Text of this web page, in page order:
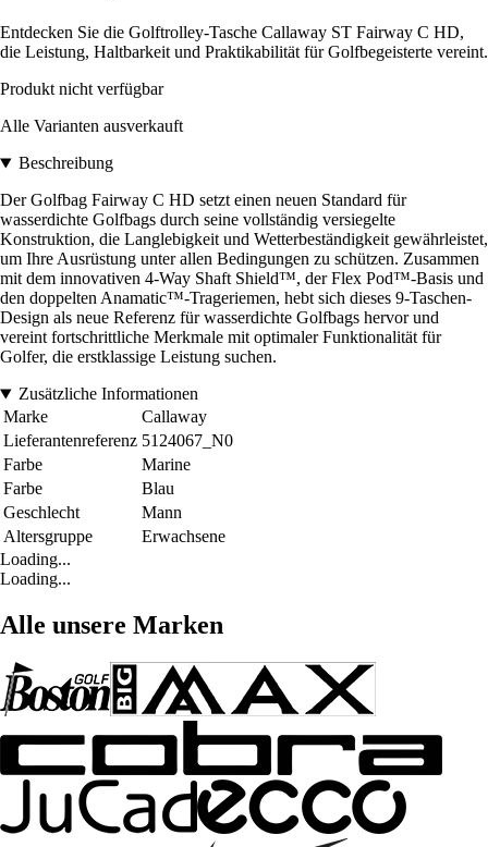
Entdecken Sie die Golftrolley-Tasche Callaway ST Fairway C HD,
die Leistung, Haltbarkeit und Praktikabilität für Golfbegeisterte vereint.
Produkt nicht verfügbar
Alle Varianten ausverkauft
Beschreibung
Der Golfbag Fairway C HD setzt einen neuen Standard für
wasserdichte Golfbags durch seine vollständig versiegelte
Konstruktion, die Langlebigkeit und Wetterbeständigkeit gewährleistet,
um Ihre Ausrüstung unter allen Bedingungen zu schützen. Zusammen
mit dem innovativen 4-Way Shaft Shield™, der Flex Pod™-Basis und
den doppelten Anamatic™-Trageriemen, hebt sich dieses 9-Taschen-
Design als neue Referenz für wasserdichte Golfbags hervor und
vereint fortschrittliche Merkmale mit optimaler Funktionalität für
Golfer, die erstklassige Leistung suchen.
Zusätzliche Informationen
Marke
Callaway
Lieferantenreferenz 5124067_N0
Farbe
Marine
Farbe
Blau
Geschlecht
Mann
Altersgruppe
Erwachsene
Loading...
Loading...
Alle unsere Marken